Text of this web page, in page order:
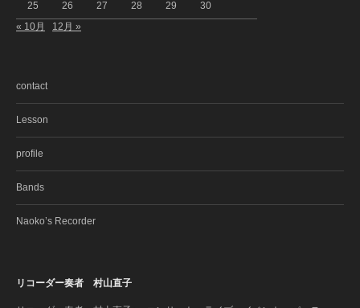
25 26 27 28 29 30
« 10月 12月 »
contact
Lesson
profile
Bands
Naoko’s Recorder
リコーダー奏者 村山直子